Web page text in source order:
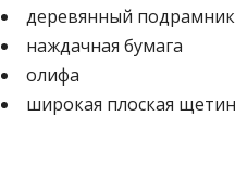
деревянный
наждачная бумага
олифа
широкая плоская